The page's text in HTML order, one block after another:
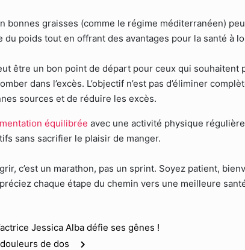
bonnes graisses (comme le régime méditerranéen)
poids tout en offrant des avantages pour la santé à
être un bon point de départ pour ceux qui souhaitent
dans l’excès. L’objectif n’est pas d’éliminer
sources et de réduire les excès.
équilibrée avec une activité physique
sans sacrifier le plaisir de manger.
c’est un marathon, pas un sprint. Soyez patient,
chaque étape du chemin vers une meilleure
Jessica Alba défie ses gênes !
de dos